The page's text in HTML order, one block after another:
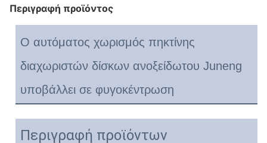
Περιγραφή προϊόντος
Ο αυτόματος χωρισμός πηκτίνης
διαχωριστών δίσκων ανοξείδωτου Juneng
υποβάλλει σε φυγοκέντρωση
Περιγραφή προϊόντων